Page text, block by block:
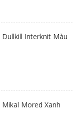
Interknit Màu
Mored Xanh